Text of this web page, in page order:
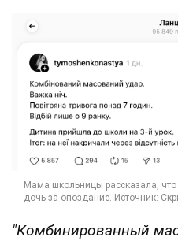
"Комбинированный